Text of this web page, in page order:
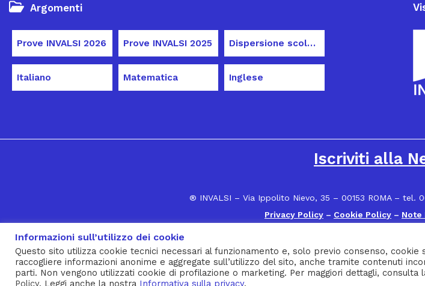
Argomenti
Prove INVALSI 2026 Prove INVALSI 2025 Dispersione scolastica
Italiano Matematica Inglese
Iscriviti alla
® INVALSI – Via Ippolito Nievo, 35 – 00153 ROMA – tel.
Privacy Policy – Cookie Policy – Note
Informazioni sull’utilizzo dei cookie
Questo sito utilizza cookie tecnici necessari al funzionamento e, solo previo consenso, cookie
raccogliere informazioni anonime e aggregate sull’utilizzo del sito, anche tramite contenuti
parti. Non vengono utilizzati cookie di profilazione o marketing. Per maggiori dettagli, consulta
Policy. Leggi anche la nostra Informativa sulla privacy.